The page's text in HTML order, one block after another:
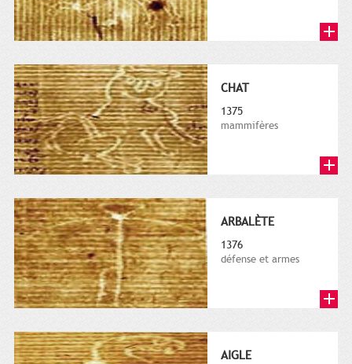
CHAT
1375
mammifères
ARBALÈTE
1376
défense et armes
AIGLE